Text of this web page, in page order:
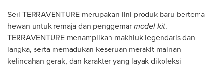
Seri TERRAVENTURE merupakan lini produk baru bertema
hewan untuk remaja dan penggemarmodel kit.
TERRAVENTURE menampilkan makhluk legendaris dan
langka, serta memadukan keseruan merakit mainan,
kelincahan gerak, dan karakter yang layak dikoleksi.